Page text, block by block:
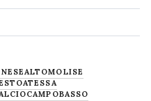
ALTOMOLISE
ATESSA
CAMPOBASSO